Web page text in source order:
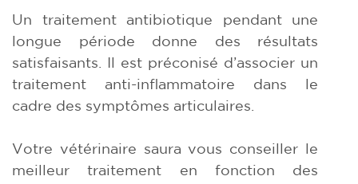
Un traitement antibiotique pendant une
longue période donne des résultats
satisfaisants. Il est préconisé d’associer un
traitement anti-inflammatoire dans le
cadre des symptômes articulaires.
Votre vétérinaire saura vous conseiller le
meilleur traitement en fonction des